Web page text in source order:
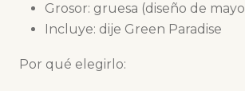
Grosor: gruesa (diseño de
Incluye: dije Green Paradise
Por qué elegirlo: